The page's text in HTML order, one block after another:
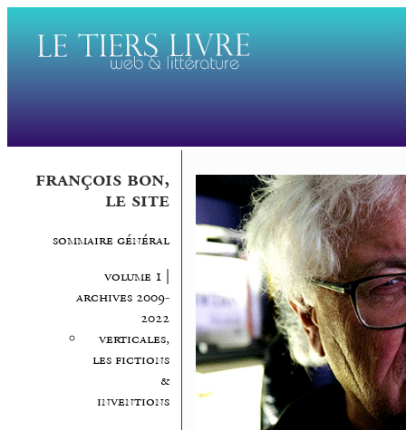
françois bon,
le site
sommaire général
volume 1 |
archives 2009-
2022
verticales,
les fictions
&
inventions